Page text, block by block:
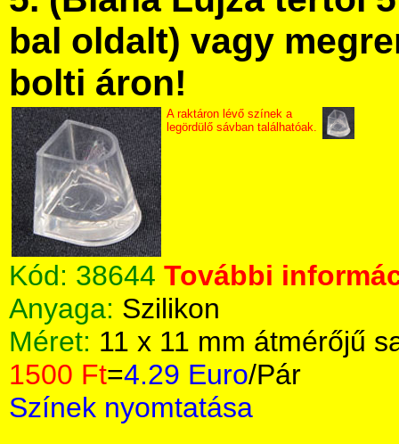
bal oldalt) vagy
bolti áron!
A raktáron lévő színek a
legördülő sávban találhatóak.
Kód: 38644 További
Anyaga: Szilikon
Méret: 11 x 11 mm átmérőjű
1500 Ft=4.29 Euro/Pár
Színek nyomtatása